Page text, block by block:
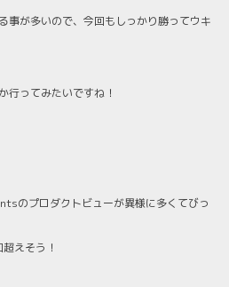
事が多いので、今回もしっかり勝ってウキ
行ってみたいですね！
のプロダクトビューが異様に多くてびっ
えそう！